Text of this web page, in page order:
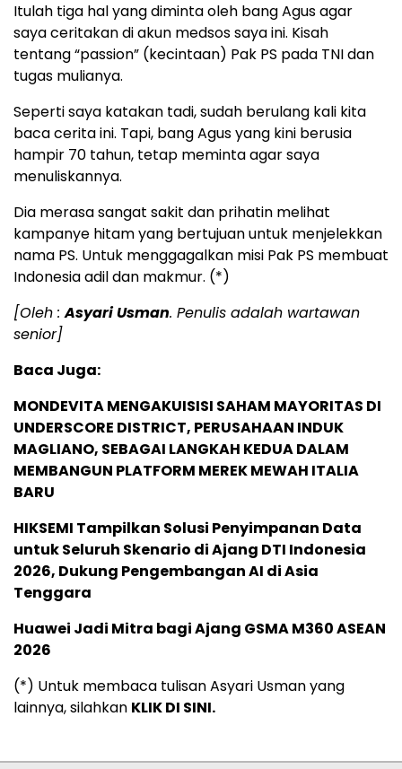
Itulah tiga hal yang diminta oleh bang Agus agar
saya ceritakan di akun medsos saya ini. Kisah
tentang “passion” (kecintaan) Pak PS pada TNI dan
tugas mulianya.
Seperti saya katakan tadi, sudah berulang kali kita
baca cerita ini. Tapi, bang Agus yang kini berusia
hampir 70 tahun, tetap meminta agar saya
menuliskannya.
Dia merasa sangat sakit dan prihatin melihat
kampanye hitam yang bertujuan untuk menjelekkan
nama PS. Untuk menggagalkan misi Pak PS membuat
Indonesia adil dan makmur. (*)
[Oleh :Asyari Usman. Penulis adalah wartawan
senior]
Baca Juga:
MONDEVITA MENGAKUISISI SAHAM MAYORITAS DI
UNDERSCORE DISTRICT, PERUSAHAAN INDUK
MAGLIANO, SEBAGAI LANGKAH KEDUA DALAM
MEMBANGUN PLATFORM MEREK MEWAH ITALIA
BARU
HIKSEMI Tampilkan Solusi Penyimpanan Data
untuk Seluruh Skenario di Ajang DTI Indonesia
2026, Dukung Pengembangan AI di Asia
Tenggara
Huawei Jadi Mitra bagi Ajang GSMA M360 ASEAN
2026
(*) Untuk membaca tulisan Asyari Usman yang
lainnya, silahkan KLIK DI SINI.